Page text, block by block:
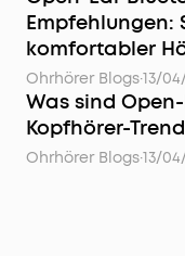
Empfehlungen:
komfortabler
Ohrhörer Blogs·13/
Was sind
Kopfhörer-
Ohrhörer Blogs·13/